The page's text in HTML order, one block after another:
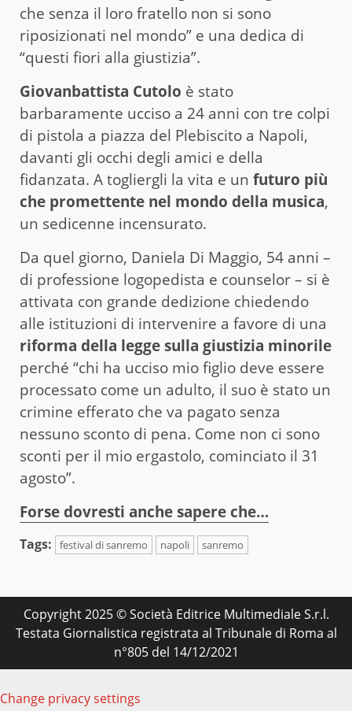
che senza il loro fratello non si sono
riposizionati nel mondo” e una dedica di
“questi fiori alla giustizia”.
Giovanbattista Cutolo è stato
barbaramente ucciso a 24 anni con tre colpi
di pistola a piazza del Plebiscito a Napoli,
davanti gli occhi degli amici e della
fidanzata. A togliergli la vita e un futuro più
che promettente nel mondo della musica,
un sedicenne incensurato.
Da quel giorno, Daniela Di Maggio, 54 anni –
di professione logopedista e counselor – si è
attivata con grande dedizione chiedendo
alle istituzioni di intervenire a favore di una
riforma della legge sulla giustizia minorile
perché “chi ha ucciso mio figlio deve essere
processato come un adulto, il suo è stato un
crimine efferato che va pagato senza
nessuno sconto di pena. Come non ci sono
sconti per il mio ergastolo, cominciato il 31
agosto”.
Forse dovresti anche sapere che…
Tags: festival di sanremo napoli sanremo
Copyright 2025 © Società Editrice Multimediale S.r.l.
Testata Giornalistica registrata al Tribunale di Roma al
n°805 del 14/12/2021
Change privacy settings